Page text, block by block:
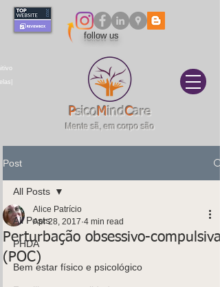
PsicoMindCare
Mente sã, em corpo são
follow us
Post
All Posts
PHDA
Bem estar físico e psicológico
All Posts
Perturbação obsessivo-compulsiva
(POC)
Alice Patrício
Apr 28, 2017 4 min read